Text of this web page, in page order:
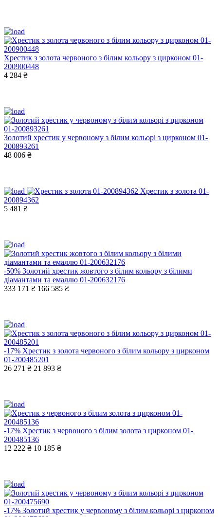
Хрестик з золота червоного з білим кольору з цирконом 01-
200900448
4 284 ₴
Золотий хрестик у червоному з білим кольорі з цирконом 01-
200893261
48 006 ₴
Хрестик з золота 01-
200894362
5 481 ₴
-50% Золотий хрестик жовтого з білим кольору з білими
діамантами та емаллю 01-200632176
333 171 ₴ 166 585 ₴
-17% Хрестик з золота червоного з білим кольору з цирконом
01-200485201
26 271 ₴ 21 893 ₴
-17% Хрестик з червоного з білим золота з цирконом 01-
200485136
12 222 ₴ 10 185 ₴
-17% Золотий хрестик у червоному з білим кольорі з цирконом